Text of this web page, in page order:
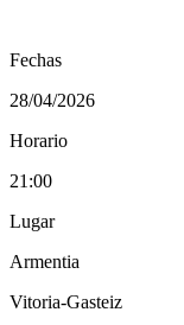
Fechas
28/04/2026
Horario
21:00
Lugar
Armentia
Vitoria-Gasteiz